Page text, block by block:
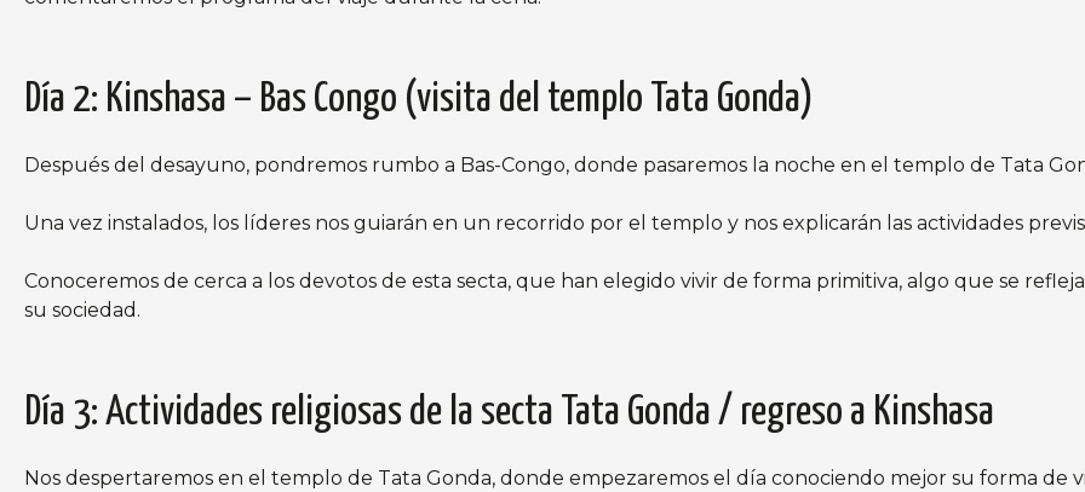
Día 2: Kinshasa – Bas Congo (visita del templo Tata Gonda)
Después del desayuno, pondremos rumbo a Bas-Congo, donde pasaremos la noche en el templo de Tata
Una vez instalados, los líderes nos guiarán en un recorrido por el templo y nos explicarán las actividades
Conoceremos de cerca a los devotos de esta secta, que han elegido vivir de forma primitiva, algo que se
su sociedad.
Día 3: Actividades religiosas de la secta Tata Gonda / regreso a Kinshasa
Nos despertaremos en el templo de Tata Gonda, donde empezaremos el día conociendo mejor su forma de